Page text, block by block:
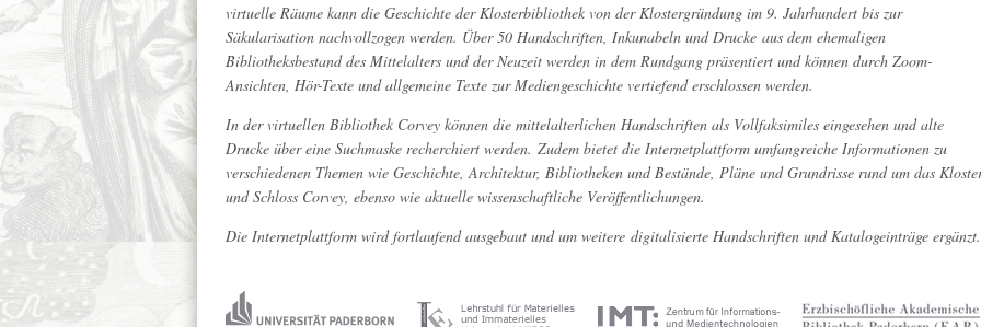
virtuelle Räume kann die Geschichte der Klosterbibliothek von der Klostergründung im 9. Jahrhundert bis zur
Säkularisation nachvollzogen werden. Über 50 Handschriften, Inkunabeln und Drucke aus dem ehemaligen
Bibliotheksbestand des Mittelalters und der Neuzeit werden in dem Rundgang präsentiert und können durch Zoom-
Ansichten, Hör-Texte und allgemeine Texte zur Mediengeschichte vertiefend erschlossen werden.
In der virtuellen Bibliothek Corvey können die mittelalterlichen Handschriften als Vollfaksimiles eingesehen und alte
Drucke über eine Suchmaske recherchiert werden. Zudem bietet die Internetplattform umfangreiche Informationen zu
verschiedenen Themen wie Geschichte, Architektur, Bibliotheken und Bestände, Pläne und Grundrisse rund um das
und Schloss Corvey, ebenso wie aktuelle wissenschaftliche Veröffentlichungen.
Die Internetplattform wird fortlaufend ausgebaut und um weitere digitalisierte Handschriften und Katalogeinträge ergänzt.